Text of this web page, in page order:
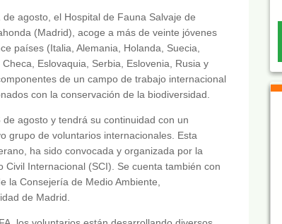
de agosto, el Hospital de Fauna Salvaje de
(Madrid), acoge a más de veinte jóvenes
países (Italia, Alemania, Holanda, Suecia,
Eslovaquia, Serbia, Eslovenia, Rusia y
de un campo de trabajo internacional
con la conservación de la biodiversidad.
agosto y tendrá su continuidad con un
grupo de voluntarios internacionales. Esta
ha sido convocada y organizada por la
Internacional (SCI). Se cuenta también con
la Consejería de Medio Ambiente,
de Madrid.